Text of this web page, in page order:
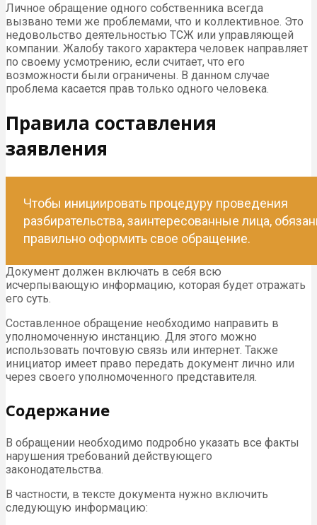
Личное обращение одного собственника всегда
вызвано теми же проблемами, что и коллективное. Это
недовольство деятельностью ТСЖ или управляющей
компании. Жалобу такого характера человек направляет
по своему усмотрению, если считает, что его
возможности были ограничены. В данном случае
проблема касается прав только одного человека.
Правила составления
заявления
Чтобы инициировать процедуру проведения
разбирательства, заинтересованные лица,
правильно оформить свое обращение.
Документ должен включать в себя всю
исчерпывающую информацию, которая будет отражать
его суть.
Составленное обращение необходимо направить в
уполномоченную инстанцию. Для этого можно
использовать почтовую связь или интернет. Также
инициатор имеет право передать документ лично или
через своего уполномоченного представителя.
Содержание
В обращении необходимо подробно указать все факты
нарушения требований действующего
законодательства.
В частности, в тексте документа нужно включить
следующую информацию: